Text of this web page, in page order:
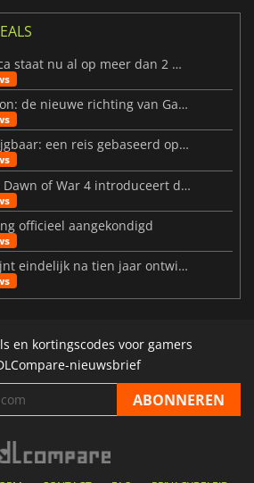
Resident Evil Veronica staat nu al op meer dan 2 miljoen verlanglijstjes
Beast of Reincarnation: de nieuwe richting van Game Freak
Big Walk is nu verkrijgbaar: een reis gebaseerd op vriendschap
Warhammer 40.000: Dawn of War 4 introduceert de Necron-factie
officieel aangekondigd
Vahrin's Call verschijnt eindelijk na tien jaar ontwikkeling
en kortingscodes voor gamers
nieuwsbrief